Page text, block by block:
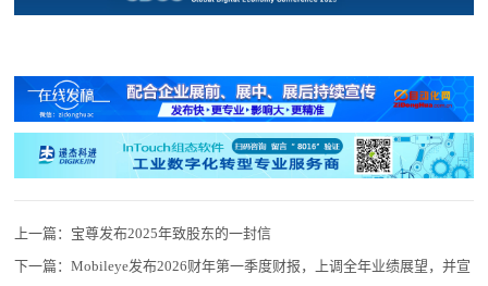
上一篇： 宝尊发布2025年致股东的一封信
下一篇：Mobileye发布2026财年第一季度财报，上调全年业绩展望，并宣